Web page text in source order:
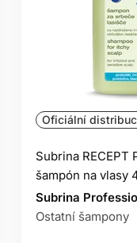
Oficiální
Subrina RECEPT
šampón na vlasy
Subrina
Ostatní šampony